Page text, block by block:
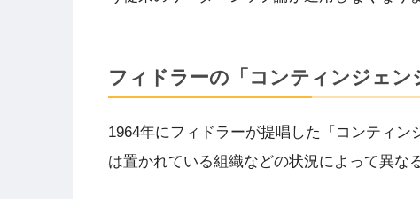
フィドラーの「コンティンジェン
1964年にフィドラーが提唱した「コンティ
は置かれている組織などの状況によって異な